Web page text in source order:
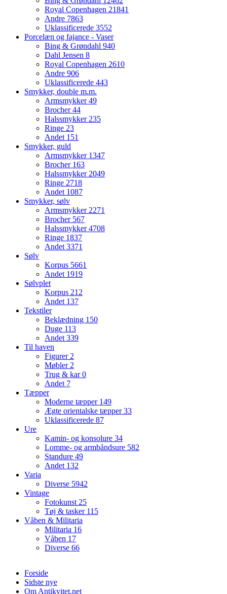
Royal Copenhagen 21841
Andre 7863
Uklassificerede 3552
Porcelæn og fajance - Vaser
Bing & Grøndahl 940
Dahl Jensen 8
Royal Copenhagen 2610
Andre 906
Uklassificerede 443
Smykker, double m.m.
Armsmykker49
Brocher44
Halssmykker235
Ringe 23
Andet 151
Smykker, guld
Armsmykker 1347
Brocher 163
Halssmykker2049
Ringe 2718
Andet 1087
Smykker, sølv
Armsmykker2271
Brocher 567
Halssmykker4708
Ringe 1837
Andet3371
Sølv
Korpus 5661
Andet 1919
Sølvplet
Korpus 212
Andet 137
Tekstiler
Beklædning 150
Duge 113
Andet339
Til haven
Figurer2
Møbler2
Trug & kar0
Andet 7
Tæpper
Moderne tæpper 149
Ægte orientalske tæpper33
Uklassificerede 87
Ure
Kamin- og konsolure 34
Lomme- og armbåndsure 582
Standure 49
Andet 132
Varia
Diverse 5942
Vintage
Fotokunst25
Tøj & tasker 115
Våben & Militaria
Militaria 16
Våben 17
Diverse 66
Forside
Sidste nye
Om Antikvitet.net